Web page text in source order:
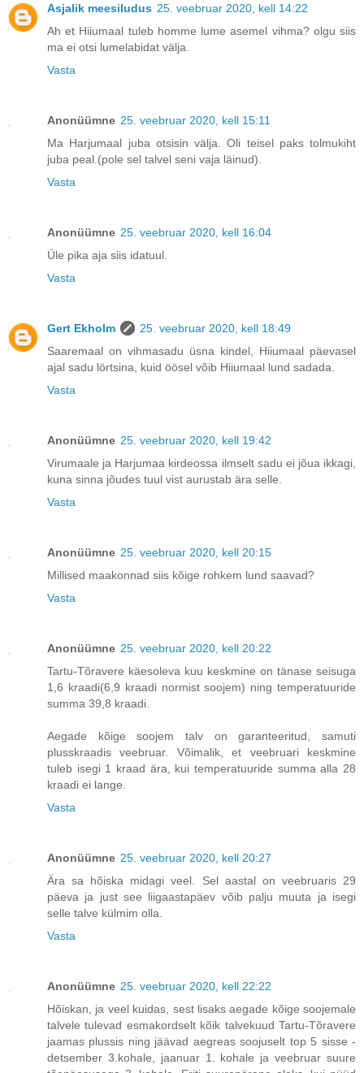
Asjalik meesiludus 25. veebruar 2020, kell 14:22
Ah et Hiiumaal tuleb homme lume asemel vihma? olgu siis
ma ei otsi lumelabidat välja.
Vasta
Anonüümne 25. veebruar 2020, kell 15:11
Ma Harjumaal juba otsisin välja. Oli teisel paks tolmukiht
juba peal.(pole sel talvel seni vaja läinud).
Vasta
Anonüümne 25. veebruar 2020, kell 16:04
Üle pika aja siis idatuul.
Vasta
Gert Ekholm
25. veebruar 2020, kell 18:49
Saaremaal on vihmasadu üsna kindel, Hiiumaal päevasel
ajal sadu lörtsina, kuid öösel võib Hiiumaal lund sadada.
Vasta
Anonüümne 25. veebruar 2020, kell 19:42
Virumaale ja Harjumaa kirdeossa ilmselt sadu ei jõua ikkagi,
kuna sinna jõudes tuul vist aurustab ära selle.
Vasta
Anonüümne 25. veebruar 2020, kell 20:15
Millised maakonnad siis kõige rohkem lund saavad?
Vasta
Anonüümne 25. veebruar 2020, kell 20:22
Tartu-Tõravere käesoleva kuu keskmine on tänase seisuga
1,6 kraadi(6,9 kraadi normist soojem) ning temperatuuride
summa 39,8 kraadi.
Aegade kõige soojem talv on garanteeritud, samuti
plusskraadis veebruar. Võimalik, et veebruari keskmine
tuleb isegi 1 kraad ära, kui temperatuuride summa alla 28
kraadi ei lange.
Vasta
Anonüümne 25. veebruar 2020, kell 20:27
Ära sa hõiska midagi veel. Sel aastal on veebruaris 29
päeva ja just see liigaastapäev võib palju muuta ja isegi
selle talve külmim olla.
Vasta
Anonüümne 25. veebruar 2020, kell 22:22
Hõiskan, ja veel kuidas, sest lisaks aegade kõige soojemale
talvele tulevad esmakordselt kõik talvekuud Tartu-Tõravere
jaamas plussis ning jäävad aegreas soojuselt top 5 sisse -
detsember 3.kohale, jaanuar 1. kohale ja veebruar suure